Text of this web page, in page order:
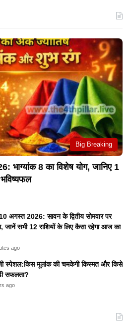
Big Breaking
भाग्यांक 8 का विशेष योग, जानिए 1
अगस्त 2026: सावन के द्वितीय सोमवार पर
जानें सभी 12 राशियों के लिए कैसा रहेगा आज का
ago
स्पेशल:किस मूलांक की चमकेगी किस्मत और किसे
सफलता?
ago